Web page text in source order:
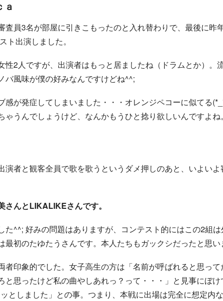
ａ
査員3名が部屋に引きこもったのと入れ替わりで、最後に昨
ト出演しました。
性2人ですが、出演者はもっと居ましたね（ドラムとか）。
バ風味が僕の好みなんですけどね^^;
感が発症してしまいました・・・オレンジペコーに似てる
ゃうんでしょうけど、なんかもうひと捻り欲しいんですよね
演者と観客全員で歌を歌うというダメ押しのあと、いよい
さんとLIKALIKEさんです。
た^^; 好みの問題はありますが、コンテスト的にはこの2組
最初のたゆたうさんです。本人たちもガックシだったと思い
者印象的でした。女子高生の方は「名前が呼ばれると思っ
と思ったけど私の曲やしあれっ？って・・・」と見事にぼ
としました」との事。つまり、本戦に出場は完全に想定内